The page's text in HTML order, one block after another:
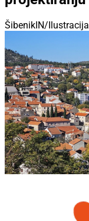
ŠibenikIN/Ilustracija